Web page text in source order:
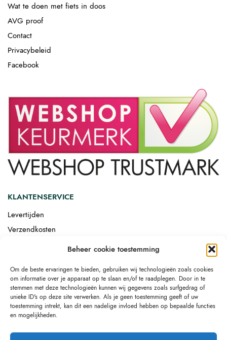
Beheer cookie toestemming
Om de beste ervaringen te bieden, gebruiken wij technologieën zoals cookies
om informatie over je apparaat op te slaan en/of te raadplegen. Door in te
stemmen met deze technologieën kunnen wij gegevens zoals surfgedrag of
unieke ID's op deze site verwerken. Als je geen toestemming geeft of uw
toestemming intrekt, kan dit een nadelige invloed hebben op bepaalde functies
en mogelijkheden.
Wat te doen met fiets in doos
AVG proof
Contact
Privacybeleid
Facebook
KLANTENSERVICE
Levertijden
Verzendkosten
Afgemonteerd laten bezorgen
Drop-shipping
Link building